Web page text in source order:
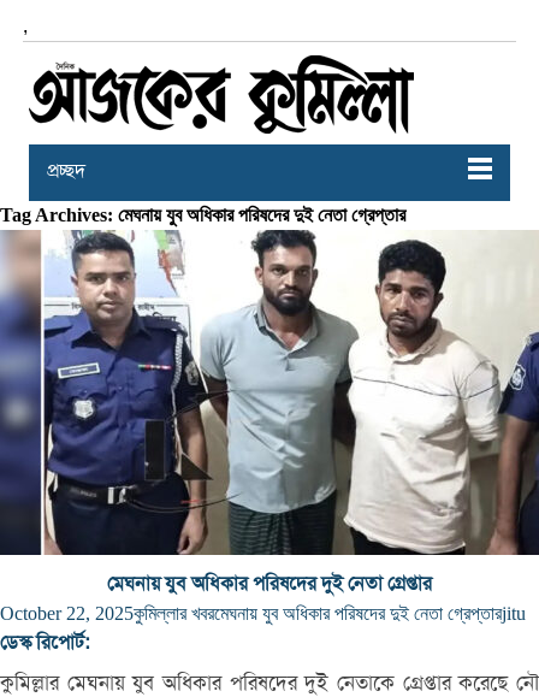
,
প্রচ্ছদ
Tag Archives: মেঘনায় যুব অধিকার পরিষদের দুই নেতা গ্রেপ্তার
মেঘনায় যুব অধিকার পরিষদের দুই নেতা গ্রেপ্তার
October 22, 2025কুমিল্লার খবরমেঘনায় যুব অধিকার পরিষদের দুই নেতা গ্রেপ্তারjitu
ডেস্ক রিপোর্ট:
কুমিল্লার মেঘনায় যুব অধিকার পরিষদের দুই নেতাকে গ্রেপ্তার করেছে নৌ